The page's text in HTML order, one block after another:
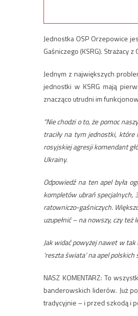
Jednostka OSP Orzepowice
Gaśniczego (KSRG). Strażacy
Jednym z największych
jednostki w KSRG mają
znacząco utrudni im
“Nie chodzi o to, że pomoc
traciły na tym jednostki, które
rosyjskiej agresji komendant
Ukrainy.
Odpowiedź na ten apel była
kompletów ubrań specjalnych,
ratowniczo-gaśniczych.
uzupełnić – na nowszy, czy też
Jak widać powyżej nawet w
‘reszta świata’ na apel
NASZ KOMENTARZ: To
banderowskich liderów. Już
tradycyjnie – i przed szkodą i